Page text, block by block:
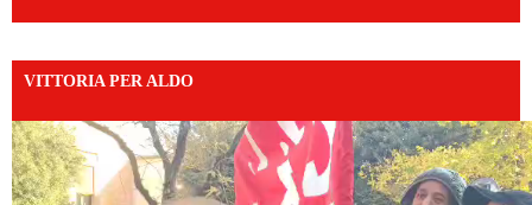
VITTORIA PER ALDO